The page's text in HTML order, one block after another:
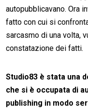
autopubblicavano. Ora
fatto con cui si
sarcasmo di una volta,
constatazione dei fatti.
Studio83 è stata una
che si è occupata di
publishing in modo